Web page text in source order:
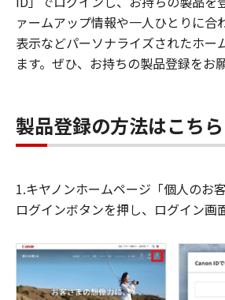
ァームアップ情報や一人ひとりに合
表示などパーソナライズされたホー
ます。ぜひ、お持ちの製品登録をお
製品登録の方法はこちら
1.キヤノンホームページ「個人のお
ログインボタンを押し、ログイン画